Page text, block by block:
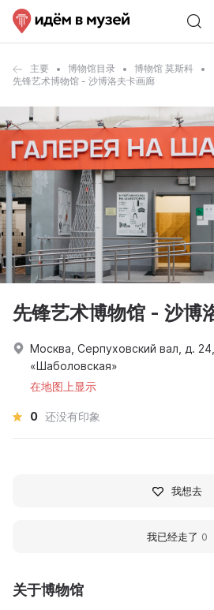
主要 博物馆目录
博物馆 莫斯科
先锋艺术博物馆 - 沙博洛夫卡画廊
关于博物馆
先锋艺术博物馆 - 沙博
Москва, Серпуховский вал, д.
«Шаболовская»
在地图上显示
0 还没有印象
我想去
我已经走了 0